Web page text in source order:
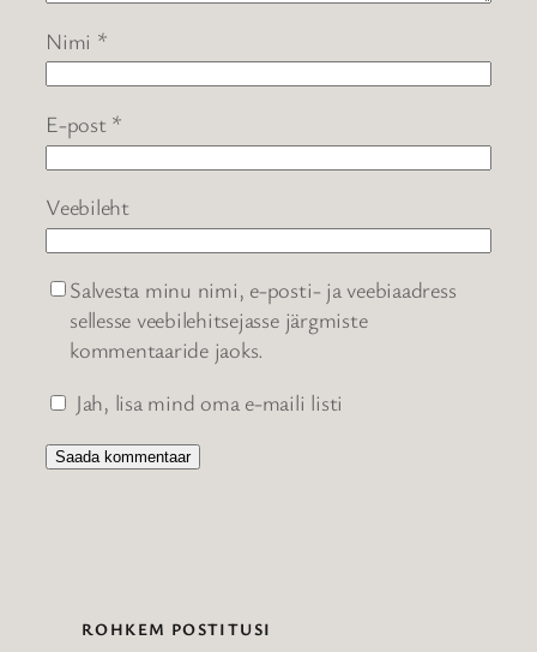
Nimi *
E-post *
Veebileht
Salvesta minu nimi, e-posti- ja veebiaadress
sellesse veebilehitsejasse järgmiste
kommentaaride jaoks.
Jah, lisa mind oma e-maili listi
ROHKEM POSTITUSI